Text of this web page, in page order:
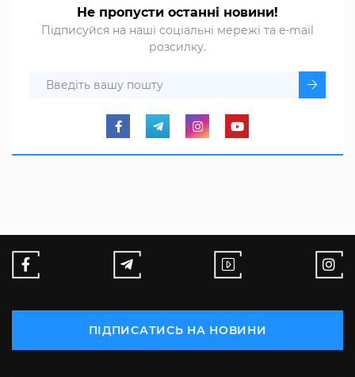
Не пропусти останні новини!
Підписуйся на наші соціальні мережі та e-mail
розсилку.
ПІДПИСАТИСЬ НА НОВИНИ